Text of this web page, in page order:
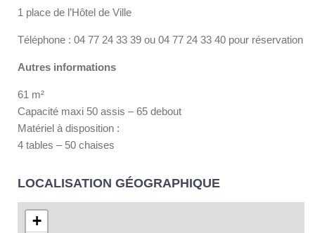
1 place de l’Hôtel de Ville
Téléphone : 04 77 24 33 39 ou 04 77 24 33 40 pour réservation
Autres informations
61 m²
Capacité maxi 50 assis – 65 debout
Matériel à disposition :
4 tables – 50 chaises
LOCALISATION GÉOGRAPHIQUE
+